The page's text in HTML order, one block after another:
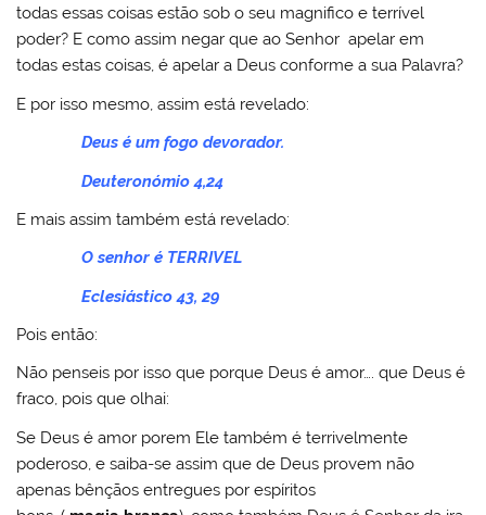
todas essas coisas estão sob o seu magnifico e terrível
poder? E como assim negar que ao Senhor apelar em
todas estas coisas, é apelar a Deus conforme a sua Palavra?
E por isso mesmo, assim está revelado:
Deus é um fogo devorador.
Deuteronómio 4,24
E mais assim também está revelado:
O senhor é TERRIVEL
Eclesiástico 43, 29
Pois então:
Não penseis por isso que porque Deus é amor…. que Deus é
fraco, pois que olhai:
Se Deus é amor porem Ele também é terrivelmente
poderoso, e saiba-se assim que de Deus provem não
apenas bênçãos entregues por espíritos